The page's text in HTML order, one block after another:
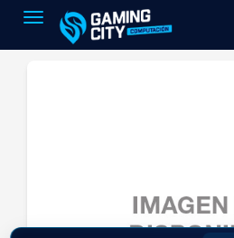
Toggle navigation